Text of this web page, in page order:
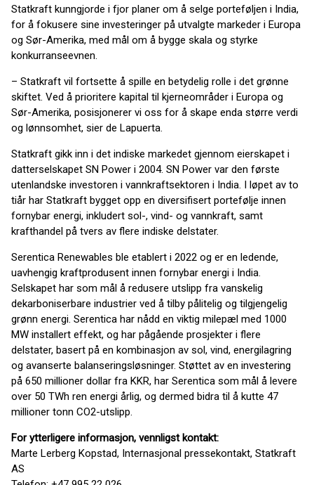
Statkraft kunngjorde i fjor planer om å selge porteføljen i India,
for å fokusere sine investeringer på utvalgte markeder i Europa
og Sør-Amerika, med mål om å bygge skala og styrke
konkurranseevnen.
– Statkraft vil fortsette å spille en betydelig rolle i det grønne
skiftet. Ved å prioritere kapital til kjerneområder i Europa og
Sør-Amerika, posisjonerer vi oss for å skape enda større verdi
og lønnsomhet, sier de Lapuerta.
Statkraft gikk inn i det indiske markedet gjennom eierskapet i
datterselskapet SN Power i 2004. SN Power var den første
utenlandske investoren i vannkraftsektoren i India. I løpet av to
tiår har Statkraft bygget opp en diversifisert portefølje innen
fornybar energi, inkludert sol-, vind- og vannkraft, samt
krafthandel på tvers av flere indiske delstater.
Serentica Renewables ble etablert i 2022 og er en ledende,
uavhengig kraftprodusent innen fornybar energi i India.
Selskapet har som mål å redusere utslipp fra vanskelig
dekarboniserbare industrier ved å tilby pålitelig og tilgjengelig
grønn energi. Serentica har nådd en viktig milepæl med 1000
MW installert effekt, og har pågående prosjekter i flere
delstater, basert på en kombinasjon av sol, vind, energilagring
og avanserte balanseringsløsninger. Støttet av en investering
på 650 millioner dollar fra KKR, har Serentica som mål å levere
over 50 TWh ren energi årlig, og dermed bidra til å kutte 47
millioner tonn CO2-utslipp.
For ytterligere informasjon, vennligst kontakt:
Marte Lerberg Kopstad, Internasjonal pressekontakt, Statkraft
AS